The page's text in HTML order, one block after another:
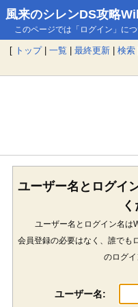
風来のシレンDS攻略
このページでは「ログイン」に
[ トップ| 一覧 | 最終更新 | 検索
ユーザー名とログイ
く
ユーザー名とログイン名は
会員登録の必要はなく、誰でも
のログイ
ユーザー名: